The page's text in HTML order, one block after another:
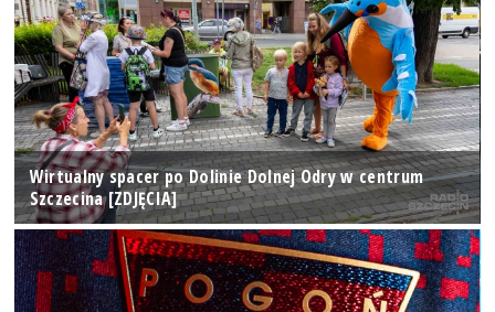
Wirtualny spacer po Dolinie Dolnej Odry w centrum
Szczecina [ZDJĘCIA]